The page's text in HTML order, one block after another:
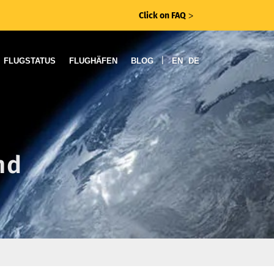
Click on FAQ ᐳ
FLUGSTATUS FLUGHÄFEN BLOG | EN DE